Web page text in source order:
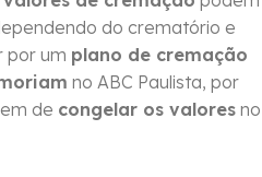
do crematório e
por um plano de cremação
no ABC Paulista, por
de congelar os valores no